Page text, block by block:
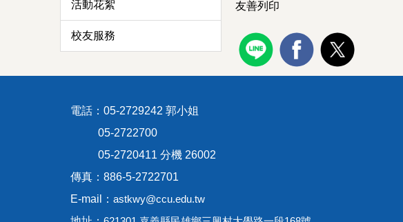
活動花絮
校友服務
友善列印
電話：05-2729242 郭小姐
05-2722700
05-2720411 分機 26002
傳真：886-5-2722701
E-mail： astkwy@ccu.edu.tw